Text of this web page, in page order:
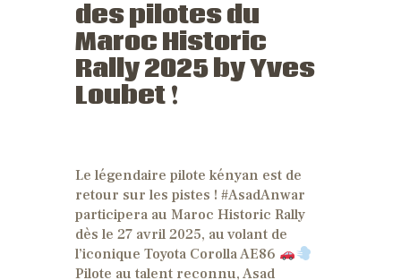
des pilotes du
Maroc Historic
Rally 2025 by Yves
Loubet !
Le légendaire pilote kényan est de
retour sur les pistes ! #AsadAnwar
participera au Maroc Historic Rally
dès le 27 avril 2025, au volant de
l’iconique Toyota Corolla AE86
Pilote au talent reconnu, Asad